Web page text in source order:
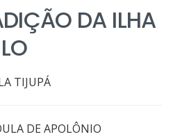
DA ILHA
TIJUPÁ
DE APOLÔNIO